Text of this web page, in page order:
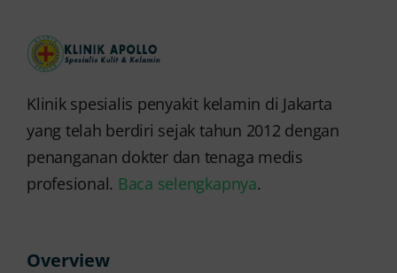
Klinik spesialis penyakit kelamin di Jakarta
yang telah berdiri sejak tahun 2012 dengan
penanganan dokter dan tenaga medis
profesional. Baca selengkapnya.
Overview